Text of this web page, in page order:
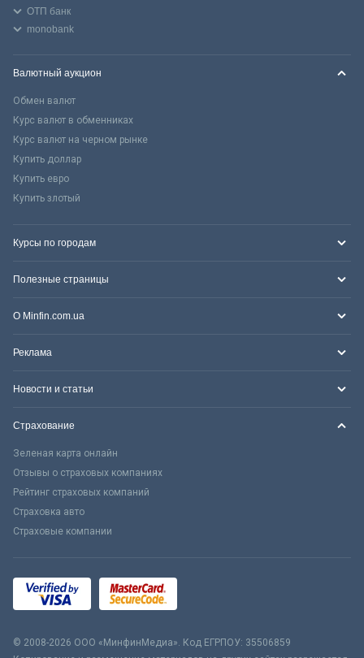
ОТП банк
monobank
Валютный аукцион
Обмен валют
Курс валют в обменниках
Курс валют на черном рынке
Купить доллар
Купить евро
Купить злотый
Курсы по городам
Полезные страницы
О Minfin.com.ua
Реклама
Новости и статьи
Страхование
Зеленая карта онлайн
Отзывы о страховых компаниях
Рейтинг страховых компаний
Страховка авто
Страховые компании
© 2008-2026 ООО «МинфинМедиа». Код ЕГРПОУ: 35506859